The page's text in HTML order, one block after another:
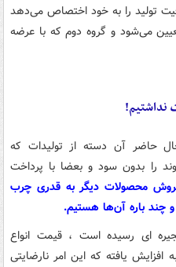
۷۰ درصد از ظرفیت تولید را به خود اختصاص می‌دهد
می‌شود و گروه دوم که با عرضه
نداشتیم!
حاضر آن دسته از تولیدات که
را بدون سود و بعضا با پرداخت
فروش محصولات دیگر به قدری چرب
باره آن‌ها هستیم.
ای رسیده است ، قیمت انواع
لبنی طی امسال ۵۴۵ مرتبه افزایش یافته که این امر نارضایتی